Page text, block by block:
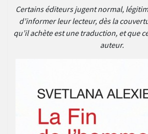
Certains éditeurs jugent normal,
d’informer leur lecteur, dès la
qu’il achète est une traduction, et que
auteur.